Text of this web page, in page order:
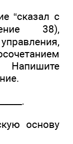
“сказал с
38),
Напишите
основу